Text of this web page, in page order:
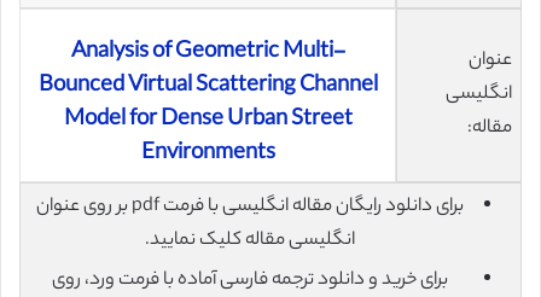
عنوان
انگلیسی
مقاله:
Analysis of Geometric Multi-
Bounced Virtual Scattering Channel
Model for Dense Urban Street
Environments
برای دانلود رایگان مقاله انگلیسی با فرمت pdf بر روی عنوان
انگلیسی مقاله کلیک نمایید.
برای خرید و دانلود ترجمه فارسی آماده با فرمت ورد، روی